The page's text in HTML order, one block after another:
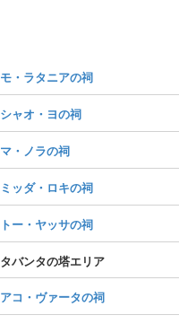
モ・ラタニアの祠
シャオ・ヨの祠
マ・ノラの祠
ミッダ・ロキの祠
トー・ヤッサの祠
タバンタの塔エリア
アコ・ヴァータの祠